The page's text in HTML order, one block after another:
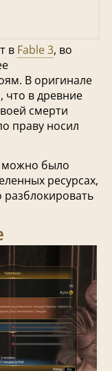
в Fable 3, во
В оригинале
что в древние
смерти
праву носил
можно было
ресурсах,